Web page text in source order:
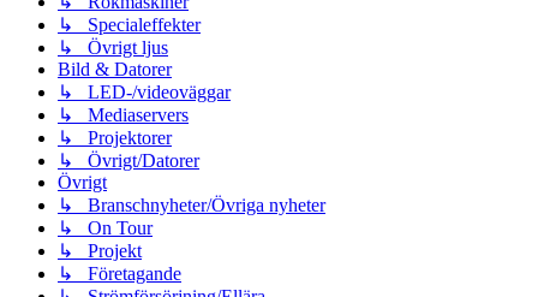
↳ Specialeffekter
↳ Övrigt ljus
Bild & Datorer
↳ LED-/videoväggar
↳ Mediaservers
↳ Projektorer
↳ Övrigt/Datorer
Övrigt
↳ Branschnyheter/Övriga nyheter
↳ On Tour
↳ Projekt
↳ Företagande